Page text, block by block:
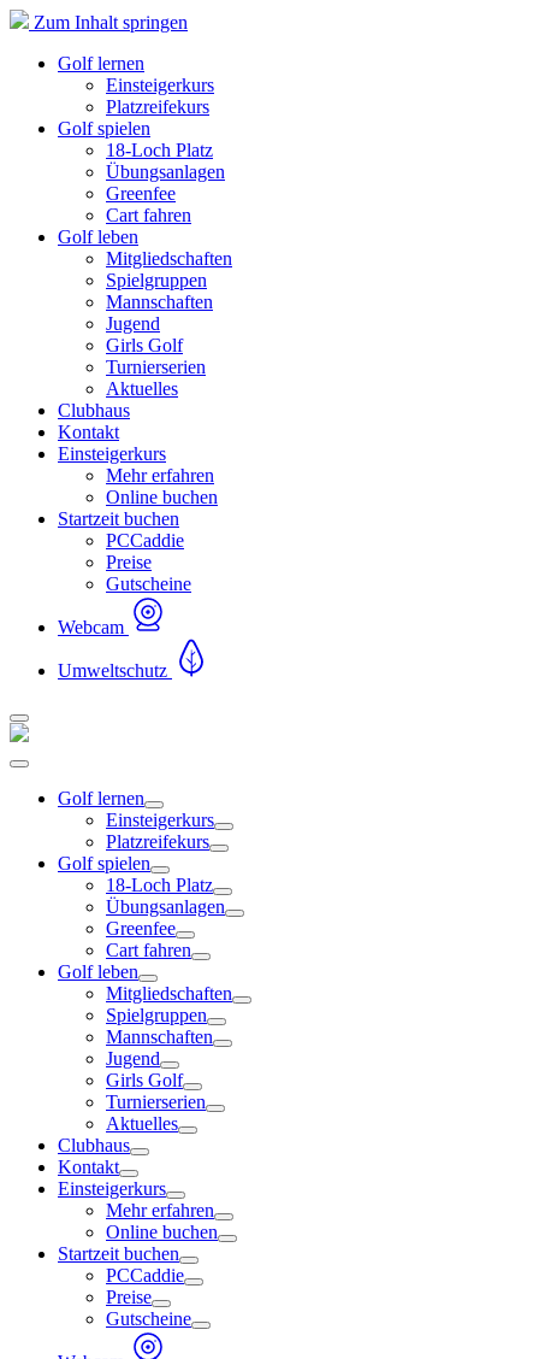
Zum Inhalt springen
Golf lernen
Einsteigerkurs
Platzreifekurs
Golf spielen
18-Loch Platz
Übungsanlagen
Greenfee
Cart fahren
Golf leben
Mitgliedschaften
Spielgruppen
Mannschaften
Jugend
Girls Golf
Turnierserien
Aktuelles
Clubhaus
Kontakt
Einsteigerkurs
Mehr erfahren
Online buchen
Startzeit buchen
PCCaddie
Preise
Gutscheine
Webcam
Umweltschutz
Golf lernen
Einsteigerkurs
Platzreifekurs
Golf spielen
18-Loch Platz
Übungsanlagen
Greenfee
Cart fahren
Golf leben
Mitgliedschaften
Spielgruppen
Mannschaften
Jugend
Girls Golf
Turnierserien
Aktuelles
Clubhaus
Kontakt
Einsteigerkurs
Mehr erfahren
Online buchen
Startzeit buchen
PCCaddie
Preise
Gutscheine